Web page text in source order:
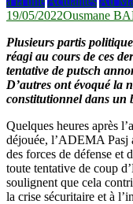
19/05/2022Ousmane
Plusieurs partis
réagi au cours de ces
tentative de putsch
D’autres ont évoqué la
constitutionnel dans un
Quelques heures après
déjouée, l’ADEMA Pasj
des forces de défense
toute tentative de coup
soulignent que cela
la crise sécuritaire et à